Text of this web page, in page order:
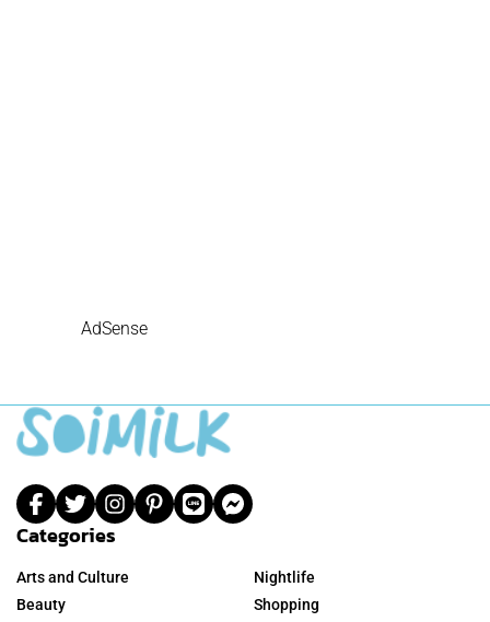
AdSense
Categories
Arts and Culture
Beauty
Nightlife
Shopping